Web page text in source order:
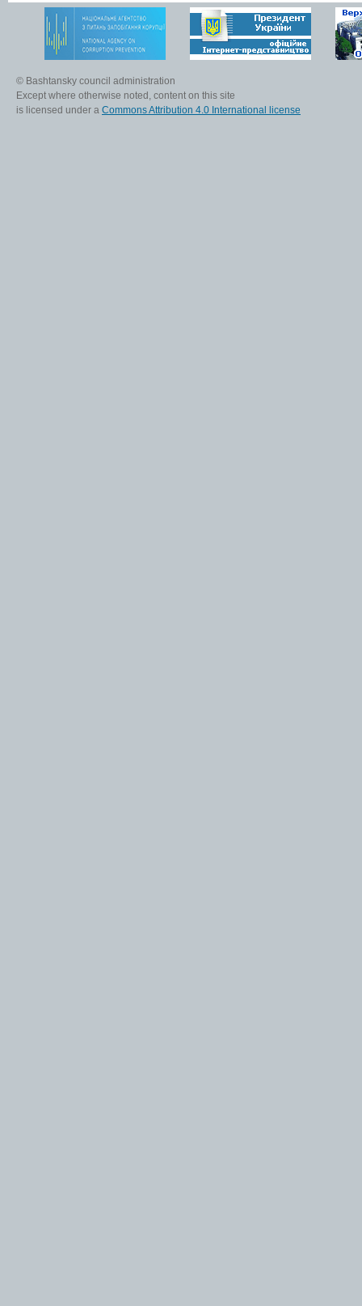
© Bashtansky council administration
Except where otherwise noted, content on this site
is licensed under a Commons Attribution 4.0 International license